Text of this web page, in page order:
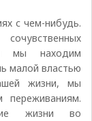
с чем-нибудь.
мы находим
малой властью
жизни, мы
жизни во